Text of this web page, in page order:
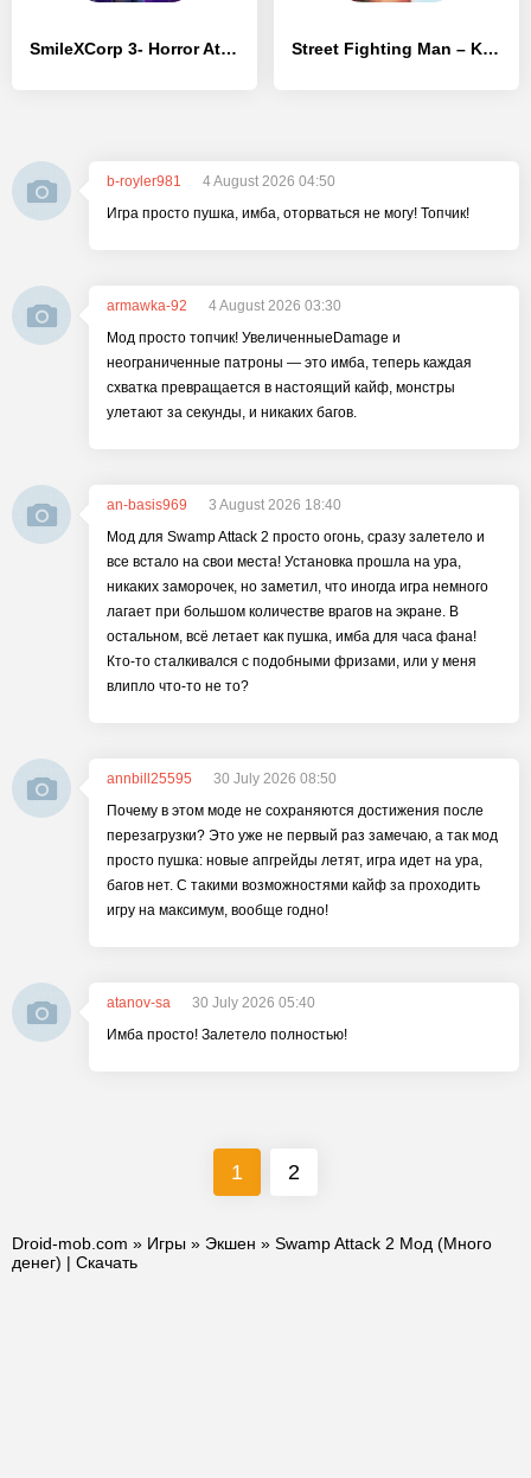
SmileXCorp 3- Horror Attack! Street Fighting Man – Kung Fu Attack 5
b-royler981
4 August 2026 04:50
Игра просто пушка, имба, оторваться не могу! Топчик!
armawka-92
4 August 2026 03:30
Мод просто топчик! УвеличенныеDamage и
неограниченные патроны — это имба, теперь каждая
схватка превращается в настоящий кайф, монстры
улетают за секунды, и никаких багов.
an-basis969
3 August 2026 18:40
Мод для Swamp Attack 2 просто огонь, сразу залетело и
все встало на свои места! Установка прошла на ура,
никаких заморочек, но заметил, что иногда игра немного
лагает при большом количестве врагов на экране. В
остальном, всё летает как пушка, имба для часа фана!
Кто-то сталкивался с подобными фризами, или у меня
влипло что-то не то?
annbill25595
30 July 2026 08:50
Почему в этом моде не сохраняются достижения после
перезагрузки? Это уже не первый раз замечаю, а так мод
просто пушка: новые апгрейды летят, игра идет на ура,
багов нет. С такими возможностями кайф за проходить
игру на максимум, вообще годно!
atanov-sa
30 July 2026 05:40
Имба просто! Залетело полностью!
1 2
Droid-mob.com » Игры » Экшен » Swamp Attack 2 Мод (Много
денег) | Скачать